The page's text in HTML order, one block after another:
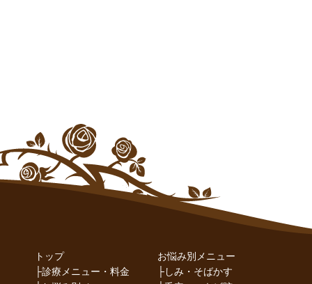
トップ
├診療メニュー・料金
お悩み別メニュー
├しみ・そばかす